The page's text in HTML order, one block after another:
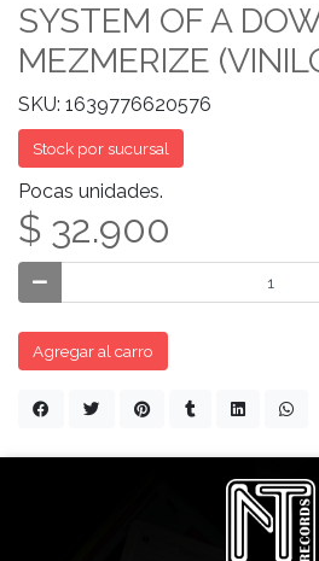
SYSTEM OF A
MEZMERIZE
SKU: 1639776620576
Stock por sucursal
Pocas unidades.
$ 32.900
Agregar al carro